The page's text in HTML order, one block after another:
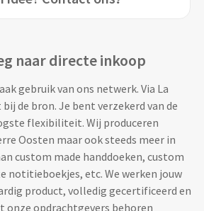
& notitieboekjes
naar directe inkoop
gebruik van ons netwerk. Via La
de bron. Je bent verzekerd van de
flexibiliteit. Wij produceren
Oosten maar ook steeds meer in
custom made handdoeken, custom
notitieboekjes, etc. We werken jouw
product, volledig gecertificeerd en
onze opdrachtgevers behoren